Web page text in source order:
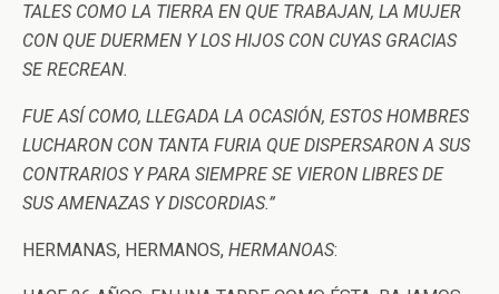
TALES COMO LA TIERRA EN QUE TRABAJAN, LA MUJER
CON QUE DUERMEN Y LOS HIJOS CON CUYAS GRACIAS
SE RECREAN.
FUE ASÍ COMO, LLEGADA LA OCASIÓN, ESTOS HOMBRES
LUCHARON CON TANTA FURIA QUE DISPERSARON A SUS
CONTRARIOS Y PARA SIEMPRE SE VIERON LIBRES DE
SUS AMENAZAS Y DISCORDIAS.”
HERMANAS, HERMANOS, HERMANOAS: